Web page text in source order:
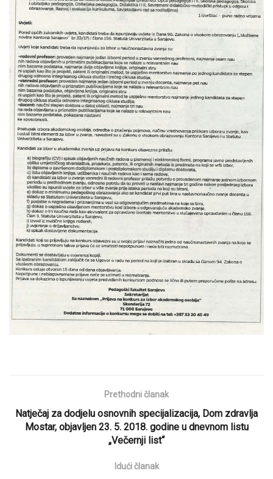
Prethodni članak
Natječaj za dodjelu osnovnih specijalizacija, Dom zdravlja
Mostar, objavljen 23. 5. 2018. godine u dnevnom listu
„Večernji list“
Idući članak